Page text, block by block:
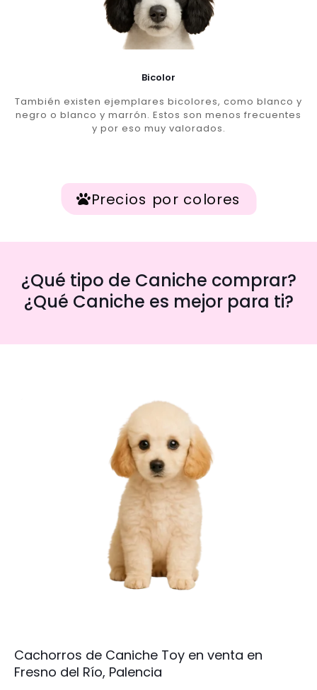
Bicolor
También existen ejemplares bicolores, como blanco y
negro o blanco y marrón. Estos son menos frecuentes
y por eso muy valorados.
Precios por colores
¿Qué tipo de Caniche comprar?
¿Qué Caniche es mejor para ti?
Cachorros de Caniche Toy en venta en
Fresno del Río, Palencia